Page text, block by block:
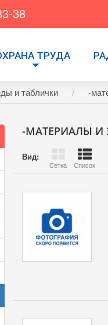
38
ТРУДА
и таблички -
-МАТЕРИАЛЫ И
Вид:
Сетка Список